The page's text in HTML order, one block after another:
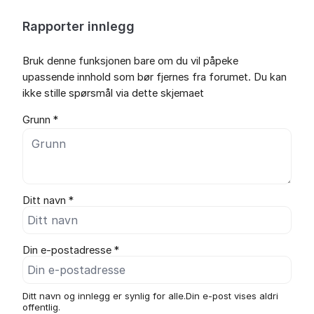
Rapporter innlegg
Bruk denne funksjonen bare om du vil påpeke
upassende innhold som bør fjernes fra forumet. Du kan
ikke stille spørsmål via dette skjemaet
Grunn *
Ditt navn *
Din e-postadresse *
Ditt navn og innlegg er synlig for alle.Din e-post vises aldri
offentlig.